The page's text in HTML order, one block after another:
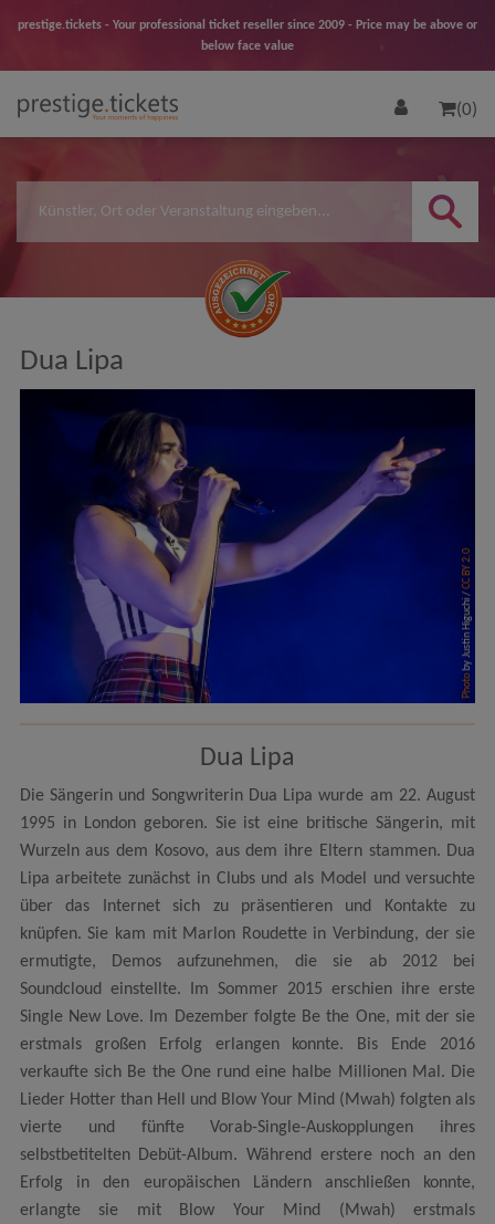
prestige.tickets - Your professional ticket reseller since 2009 - Price may be above or
below face value
(0)
Dua Lipa
Photo
by Justin Higuchi /
CC BY 2.0
Dua Lipa
Die Sängerin und Songwriterin Dua Lipa wurde am 22. August
1995 in London geboren. Sie ist eine britische Sängerin, mit
Wurzeln aus dem Kosovo, aus dem ihre Eltern stammen. Dua
Lipa arbeitete zunächst in Clubs und als Model und versuchte
über das Internet sich zu präsentieren und Kontakte zu
knüpfen. Sie kam mit Marlon Roudette in Verbindung, der sie
ermutigte, Demos aufzunehmen, die sie ab 2012 bei
Soundcloud einstellte. Im Sommer 2015 erschien ihre erste
Single New Love. Im Dezember folgte Be the One, mit der sie
erstmals großen Erfolg erlangen konnte. Bis Ende 2016
verkaufte sich Be the One rund eine halbe Millionen Mal. Die
Lieder Hotter than Hell und Blow Your Mind (Mwah) folgten als
vierte und fünfte Vorab-Single-Auskopplungen ihres
selbstbetitelten Debüt-Album. Während erstere noch an den
Erfolg in den europäischen Ländern anschließen konnte,
erlangte sie mit Blow Your Mind (Mwah) erstmals